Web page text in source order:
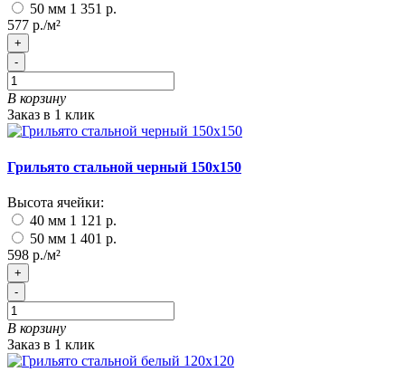
50 мм 1 351 р.
577 р./м²
+
-
В корзину
Заказ в 1 клик
Грильято стальной черный 150х150
Высота ячейки:
40 мм 1 121 р.
50 мм 1 401 р.
598 р./м²
+
-
В корзину
Заказ в 1 клик